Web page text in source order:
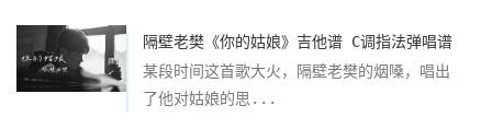
隔壁老樊《你的姑娘》吉他谱 C调指法弹唱谱
某段时间这首歌大火，隔壁老樊的烟嗓，唱出
了他对姑娘的思...